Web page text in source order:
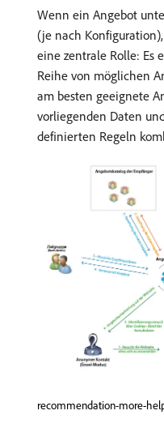
Wenn ein Angebot
(je nach
eine zentrale Rolle: Es
Reihe von möglichen
am besten geeignete
vorliegenden Daten
definierten Regeln
recommendation-more-